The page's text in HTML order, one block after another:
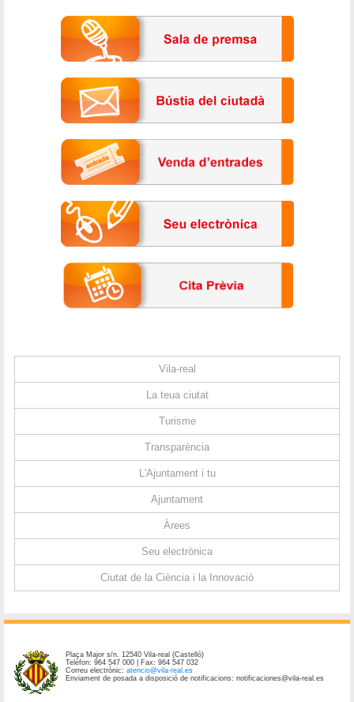
Vila-real
La teua ciutat
Turisme
Transparència
L'Ajuntament i tu
Ajuntament
Àrees
Seu electrònica
Ciutat de la Ciència i la Innovació
Plaça Major s/n. 12540 Vila-real (Castelló)
Telèfon: 964 547 000 | Fax: 964 547 032
Correu electrònic:atencio@vila-real.es
Enviament de posada a disposició de notificacions: notificaciones@vila-real.es